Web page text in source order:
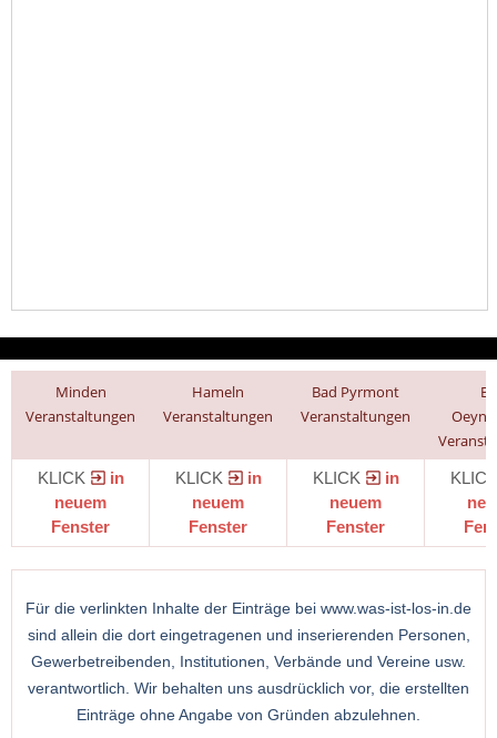
Minden
Veranstaltungen
Hameln
Veranstaltungen
Bad Pyrmont
Veranstaltungen
KLICK
in
neuem
Fenster
KLICK
in
neuem
Fenster
KLICK
in
neuem
Fenster
Für die verlinkten Inhalte der Einträge bei www.was-ist-los-in.de
sind allein die dort eingetragenen und inserierenden Personen,
Gewerbetreibenden, Institutionen, Verbände und Vereine usw.
verantwortlich. Wir behalten uns ausdrücklich vor, die erstellten
Einträge ohne Angabe von Gründen abzulehnen.